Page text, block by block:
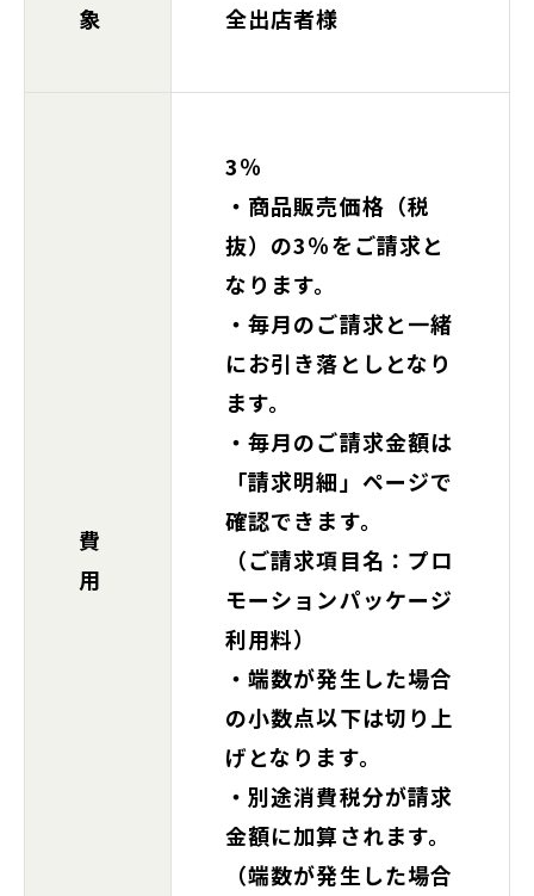
象
全出店者様
費
用
3％
・商品販売価格（税
抜）の3％をご請求と
なります。
・毎月のご請求と一緒
にお引き落としとなり
ます。
・毎月のご請求金額は
「請求明細」ページで
確認できます。
（ご請求項目名：プロ
モーションパッケージ
利用料）
・端数が発生した場合
の小数点以下は切り上
げとなります。
・別途消費税分が請求
金額に加算されます。
（端数が発生した場合